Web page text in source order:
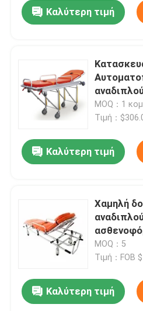
Καλύτερη τιμή
MOQ：1
Τιμή：
Καλύτερη τιμή
Χαμηλή
ασθενούς
MOQ：5
Τιμή：FOB
Καλύτερη τιμή